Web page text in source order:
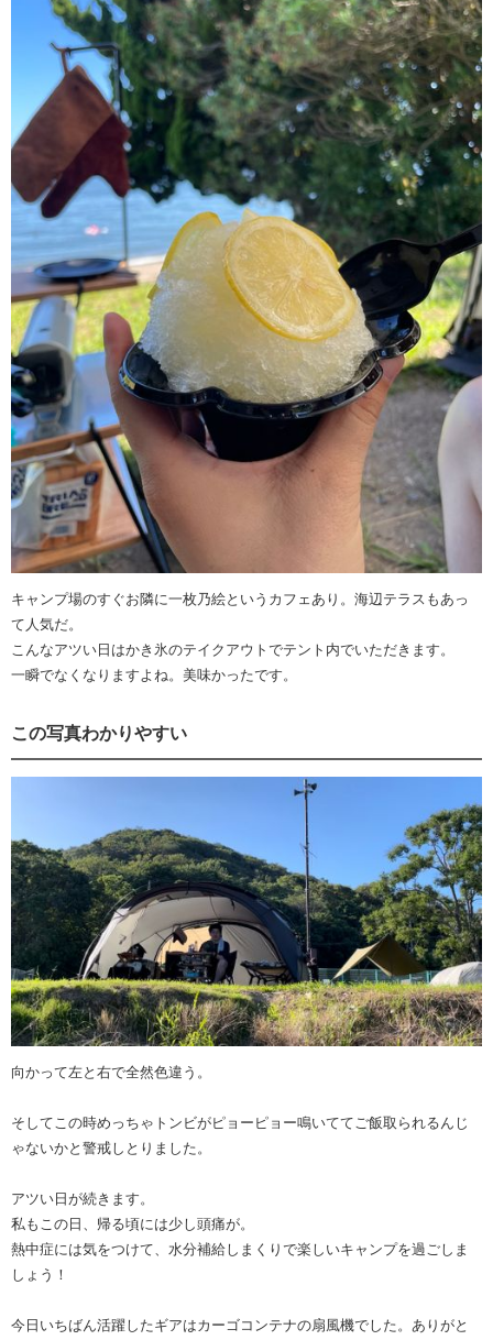
キャンプ場のすぐお隣に一枚乃絵というカフェあり。海辺テラスもあっ
て人気だ。
こんなアツい日はかき氷のテイクアウトでテント内でいただきます。
一瞬でなくなりますよね。美味かったです。
この写真わかりやすい
向かって左と右で全然色違う。
そしてこの時めっちゃトンビがピョーピョー鳴いててご飯取られるんじ
ゃないかと警戒しとりました。
アツい日が続きます。
私もこの日、帰る頃には少し頭痛が。
熱中症には気をつけて、水分補給しまくりで楽しいキャンプを過ごしま
しょう！
今日いちばん活躍したギアはカーゴコンテナの扇風機でした。ありがと